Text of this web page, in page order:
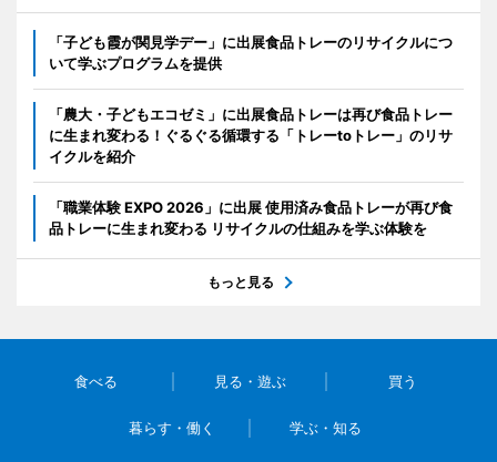
「子ども霞が関見学デー」に出展食品トレーのリサイクルにつ
いて学ぶプログラムを提供
「農大・子どもエコゼミ」に出展食品トレーは再び食品トレー
に生まれ変わる！ぐるぐる循環する「トレーtoトレー」のリサ
イクルを紹介
「職業体験 EXPO 2026」に出展 使用済み食品トレーが再び食
品トレーに生まれ変わる リサイクルの仕組みを学ぶ体験を
もっと見る
食べる 見る・遊ぶ 買う
暮らす・働く 学ぶ・知る